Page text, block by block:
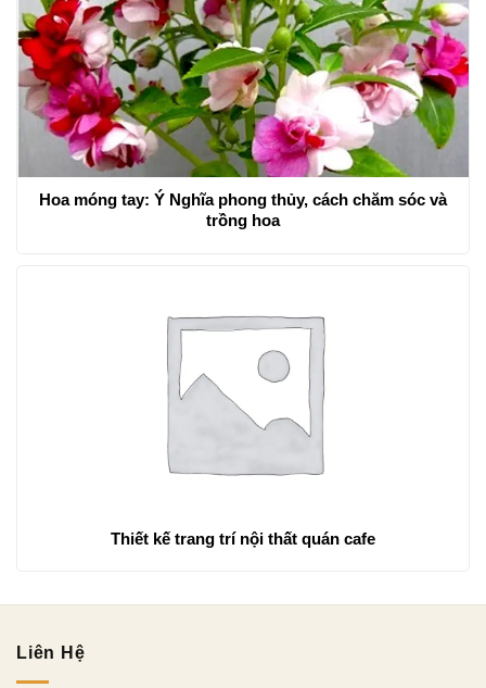
Hoa móng tay: Ý Nghĩa phong thủy, cách chăm sóc và
trồng hoa
Thiết kế trang trí nội thất quán cafe
Liên Hệ